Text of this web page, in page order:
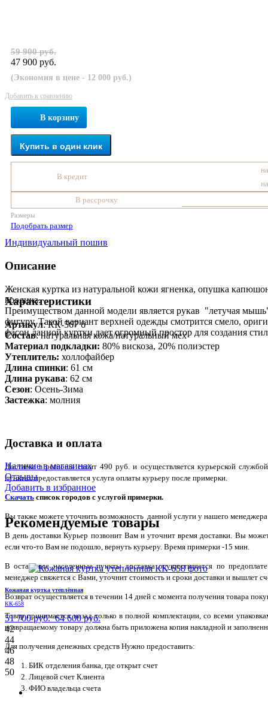
59 900 руб.
47 900 руб.
(Экономия в цене - 12 000 руб.)
Добавить к сравнению
В корзину
Купить в один клик
В кредит
В рассрочку
Размеры
Подобрать размер
Индивидуальный пошив
Описание
Женская куртка из натуральной кожи ягненка, опушка
кролика.
Преимуществом данной модели является рукав "летучая
фигуру. Такой вариант верхней одежды смотрится смело,
фасон данной куртки дает огромный простор для создания
Характеристики
Артикул: КК-567 б
Состав:натуральная кожа/натуральный мех
Материал подкладки: 80% вискоза, 20% полиэстер
Утеплитель: холлофайбер
Длина спинки: 61 см
Длина рукава: 62 см
Сезон: Осень-Зима
Застежка: молния
Доставка и оплата
Доставка в регионы стоит 490 руб. и осуществляется курьерской
пунктах предоставляется услуга оплаты курьеру после примерки.
Скачать список городов с услугой примерки.
Вы также можете уточнить возможность данной услуги у нашего
В день доставки Курьер позвонит Вам и уточнит время доставки. Вы
если что-то Вам не подошло, вернуть курьеру. Время примерки -15 мин.
В остальные населенные пункты доставка осуществляется по
менеджер свяжется с Вами, уточнит стоимость и сроки доставки и вышлет
Возврат осуществляется в течении 14 дней с момента получения товара
Товар принимается назад только в полной комплектации, со всеми
возвращаемому товару должна быть приложена копия накладной и
Для получения денежных средств Нужно предоставить:
БИК отделения банка, где открыт счет
Лицевой счет Клиента
ФИО владельца счета
Наличие в магазинах
Отзывы
Добавить в избранное
Рекомендуемые товары
Кожаная куртка утеплённая
КК-658
51 700 руб. 64 600 руб.
42
44
46
48
50